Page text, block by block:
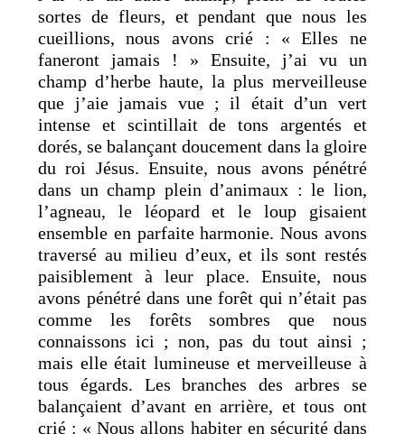
sortes de fleurs, et pendant que nous les
cueillions, nous avons crié : « Elles ne
faneront jamais ! » Ensuite, j’ai vu un
champ d’herbe haute, la plus merveilleuse
que j’aie jamais vue ; il était d’un vert
intense et scintillait de tons argentés et
dorés, se balançant doucement dans la gloire
du roi Jésus. Ensuite, nous avons pénétré
dans un champ plein d’animaux : le lion,
l’agneau, le léopard et le loup gisaient
ensemble en parfaite harmonie. Nous avons
traversé au milieu d’eux, et ils sont restés
paisiblement à leur place. Ensuite, nous
avons pénétré dans une forêt qui n’était pas
comme les forêts sombres que nous
connaissons ici ; non, pas du tout ainsi ;
mais elle était lumineuse et merveilleuse à
tous égards. Les branches des arbres se
balançaient d’avant en arrière, et tous ont
crié : « Nous allons habiter en sécurité dans